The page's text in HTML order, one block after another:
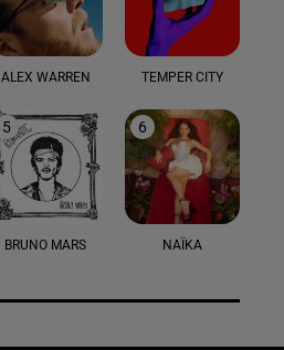
ALEX WARREN TEMPER CITY
5
BRUNO MARS
6
NAÏKA